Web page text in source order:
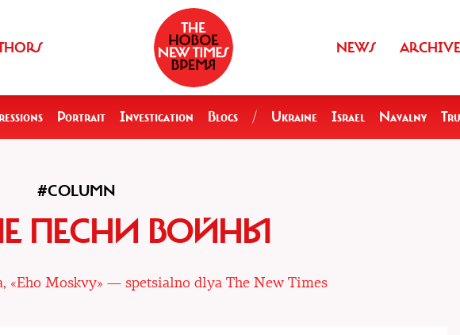
NEWS ARCHIVE
Portrait Investigation Blogs / Ukraine Israel Navalny
#COLUMN
ПЕСНИ ВОЙНЫ
«Eho Moskvy» — spetsialno dlya The New Times